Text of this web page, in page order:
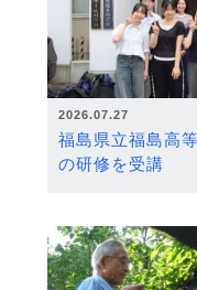
2026.07.27
福島県立福島高
の研修を受講